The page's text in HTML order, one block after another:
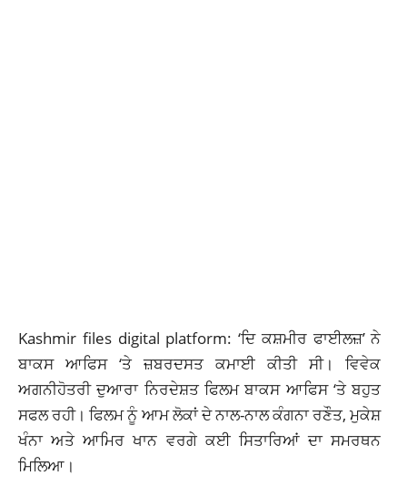
Kashmir files digital platform: ‘ਦਿ ਕਸ਼ਮੀਰ ਫਾਈਲਜ਼’ ਨੇ
ਬਾਕਸ ਆਫਿਸ ‘ਤੇ ਜ਼ਬਰਦਸਤ ਕਮਾਈ ਕੀਤੀ ਸੀ। ਵਿਵੇਕ
ਅਗਨੀਹੋਤਰੀ ਦੁਆਰਾ ਨਿਰਦੇਸ਼ਤ ਫਿਲਮ ਬਾਕਸ ਆਫਿਸ ‘ਤੇ ਬਹੁਤ
ਸਫਲ ਰਹੀ। ਫਿਲਮ ਨੂੰ ਆਮ ਲੋਕਾਂ ਦੇ ਨਾਲ-ਨਾਲ ਕੰਗਨਾ ਰਣੌਤ, ਮੁਕੇਸ਼
ਖੰਨਾ ਅਤੇ ਆਮਿਰ ਖਾਨ ਵਰਗੇ ਕਈ ਸਿਤਾਰਿਆਂ ਦਾ ਸਮਰਥਨ
ਮਿਲਿਆ।